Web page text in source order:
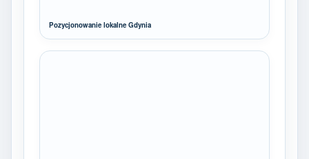
Pozycjonowanie lokalne Gdynia